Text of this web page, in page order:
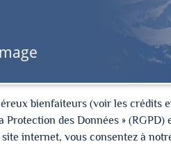
bienfaiteurs (voir les crédits
des Données » (RGPD)
internet, vous consentez à